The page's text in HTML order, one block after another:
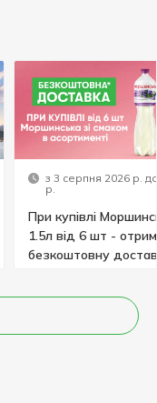
з 3 серпня 2026 р.
р.
При купівлі
1.5л від 6 шт -
безкоштовну